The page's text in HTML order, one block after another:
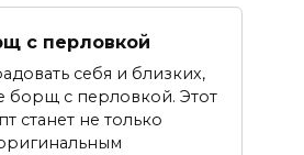
с перловкой
себя и близких,
борщ с перловкой. Этот
станет не только